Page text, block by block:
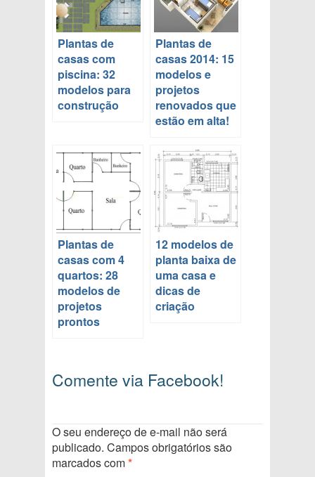
Plantas de
casas com
piscina: 32
modelos para
construção
Plantas de
casas 2014: 15
modelos e
projetos
renovados que
estão em alta!
Plantas de
casas com 4
quartos: 28
modelos de
projetos
prontos
12 modelos de
planta baixa de
uma casa e
dicas de
criação
Comente via Facebook!
O seu endereço de e-mail não será
publicado. Campos obrigatórios são
marcados com*